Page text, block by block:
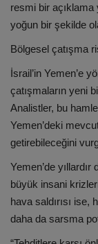
VİDEO
resmi bir açıklama
yoğun bir şekilde
Bölgesel çatışma
İsrail’in Yemen’e
çatışmaların yeni
Analistler, bu
Yemen’deki
getirebileceğini
Yemen’de
büyük insani
hava saldırısı ise,
daha da sarsma